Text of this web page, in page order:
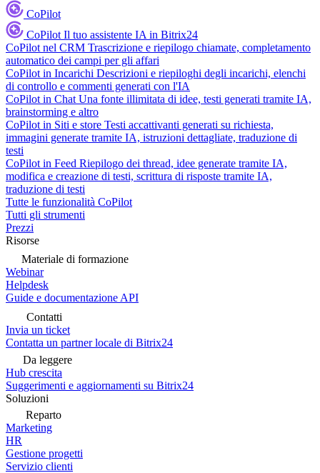
CoPilot
CoPilot Il tuo assistente IA in Bitrix24
CoPilot nel CRM Trascrizione e riepilogo chiamate, completamento
automatico dei campi per gli affari
CoPilot in Incarichi Descrizioni e riepiloghi degli incarichi, elenchi
di controllo e commenti generati con l'IA
CoPilot in Chat Una fonte illimitata di idee, testi generati tramite IA,
brainstorming e altro
CoPilot in Siti e store Testi accattivanti generati su richiesta,
immagini generate tramite IA, istruzioni dettagliate, traduzione di
testi
CoPilot in Feed Riepilogo dei thread, idee generate tramite IA,
modifica e creazione di testi, scrittura di risposte tramite IA,
traduzione di testi
Tutte le funzionalità CoPilot
Tutti gli strumenti
Prezzi
Risorse
Materiale di formazione
Webinar
Helpdesk
Guide e documentazione API
Contatti
Invia un ticket
Contatta un partner locale di Bitrix24
Da leggere
Hub crescita
Suggerimenti e aggiornamenti su Bitrix24
Soluzioni
Reparto
Marketing
HR
Gestione progetti
Servizio clienti